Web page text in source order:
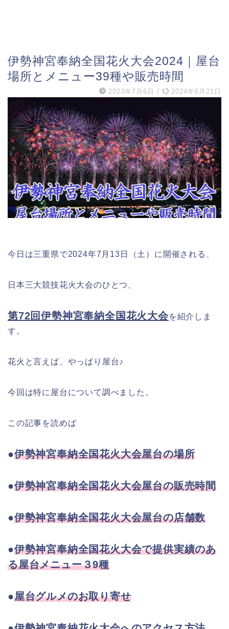
伊勢神宮奉納全国花火大会2024｜屋台
場所とメニュー39種や販売時間
2023年7月6日 / 2024年6月21日
今日は三重県で2024年7月13日（土）に開催される、
日本三大競技花火大会のひとつ、
第72回伊勢神宮奉納全国花火大会を紹介しま
す。
花火と言えば、やっぱり屋台♪
今回は特に屋台について調べました。
この記事を読めば
●伊勢神宮奉納全国花火大会屋台の場所
●伊勢神宮奉納全国花火大会屋台の販売時間
●伊勢神宮奉納全国花火大会屋台の店舗数
●伊勢神宮奉納全国花火大会で提供実績のあ
る屋台メニュー３9種
●屋台グルメのお取り寄せ